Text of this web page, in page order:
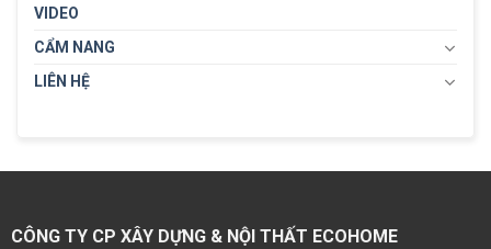
VIDEO
CẨM NANG
LIÊN HỆ
CÔNG TY CP XÂY DỰNG & NỘI THẤT ECOHOME